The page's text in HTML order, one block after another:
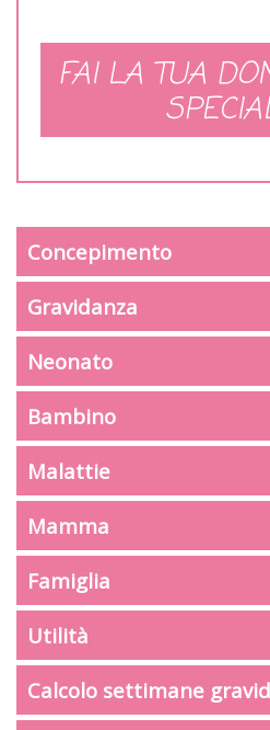
FAI LA TUA
Concepimento
Gravidanza
Neonato
Bambino
Malattie
Mamma
Famiglia
Utilità
Calcolo settimane